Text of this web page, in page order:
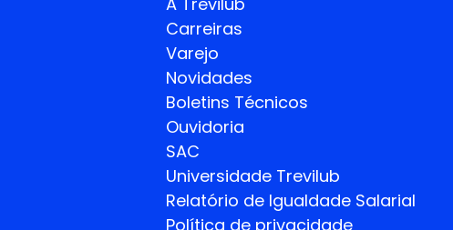
Carreiras
Varejo
Novidades
Boletins Técnicos
Ouvidoria
SAC
Universidade Trevilub
Relatório de Igualdade Salarial
Política de privacidade